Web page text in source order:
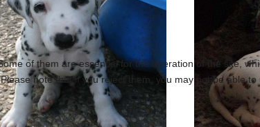
of them are essential for the operation of the site,
note that if you reject them, you may not be able